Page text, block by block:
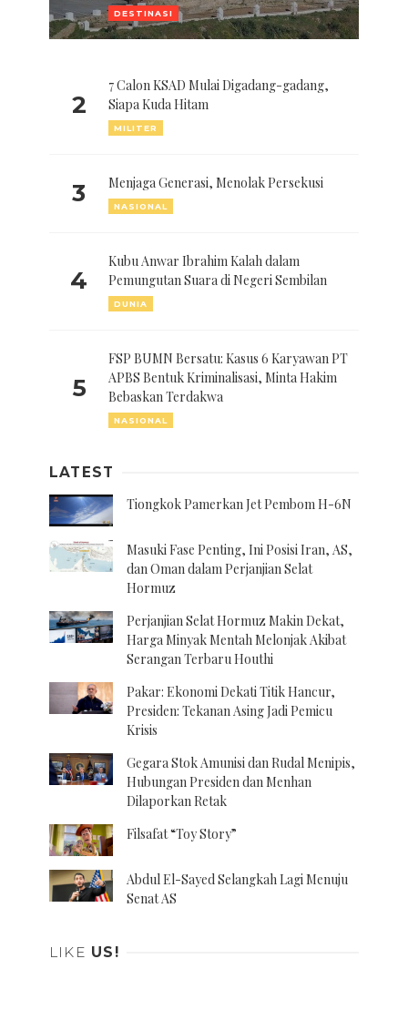
DESTINASI
2
7 Calon KSAD Mulai Digadang-gadang,
Siapa Kuda Hitam
MILITER
3 Menjaga Generasi, Menolak Persekusi
NASIONAL
4
Kubu Anwar Ibrahim Kalah dalam
Pemungutan Suara di Negeri Sembilan
DUNIA
5
FSP BUMN Bersatu: Kasus 6 Karyawan PT
APBS Bentuk Kriminalisasi, Minta Hakim
Bebaskan Terdakwa
NASIONAL
LATEST
Tiongkok Pamerkan Jet Pembom H-6N
Masuki Fase Penting, Ini Posisi Iran, AS,
dan Oman dalam Perjanjian Selat
Hormuz
Perjanjian Selat Hormuz Makin Dekat,
Harga Minyak Mentah Melonjak Akibat
Serangan Terbaru Houthi
Pakar: Ekonomi Dekati Titik Hancur,
Presiden: Tekanan Asing Jadi Pemicu
Krisis
Gegara Stok Amunisi dan Rudal Menipis,
Hubungan Presiden dan Menhan
Dilaporkan Retak
Filsafat “Toy Story”
Abdul El-Sayed Selangkah Lagi Menuju
Senat AS
LIKE US!